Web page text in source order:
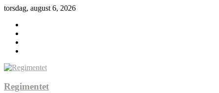
torsdag, august 6, 2026
Regimentet